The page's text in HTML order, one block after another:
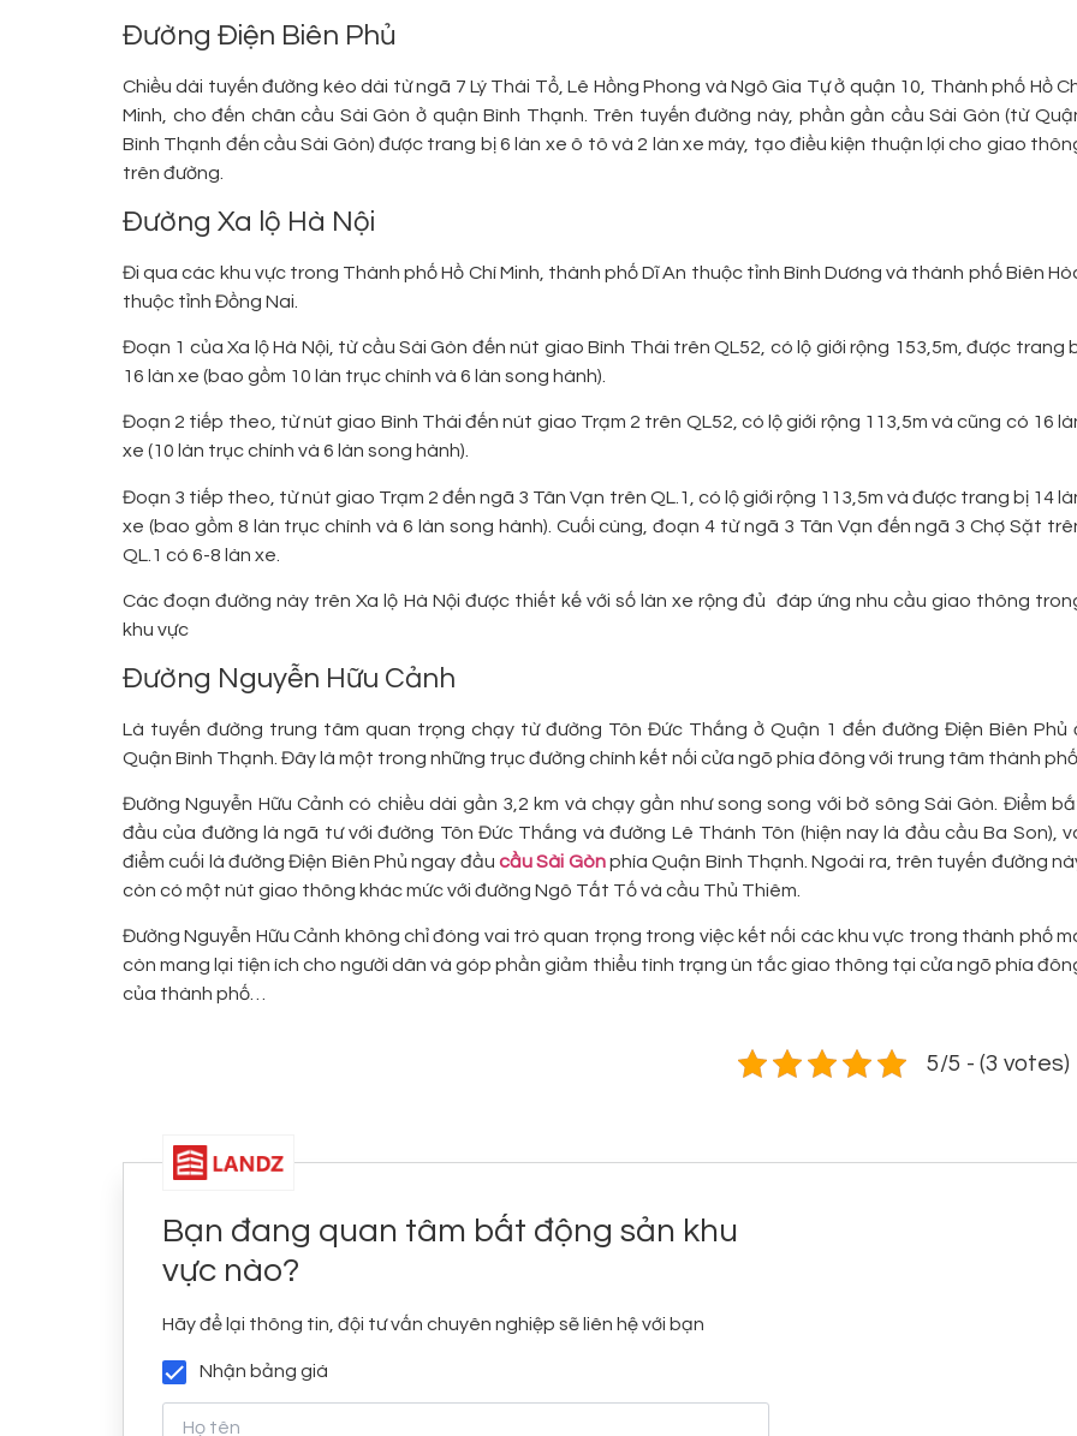
Đường Điện Biên Phủ
Chiều dài tuyến đường kéo dài từ ngã 7 Lý Thái Tổ, Lê Hồng Phong và Ngô Gia Tự ở quận 10, Thành phố Hồ
Minh, cho đến chân cầu Sài Gòn ở quận Bình Thạnh. Trên tuyến đường này, phần gần cầu Sài Gòn (từ
Bình Thạnh đến cầu Sài Gòn) được trang bị 6 làn xe ô tô và 2 làn xe máy, tạo điều kiện thuận lợi cho giao
trên đường.
Đường Xa lộ Hà Nội
Đi qua các khu vực trong Thành phố Hồ Chí Minh, thành phố Dĩ An thuộc tỉnh Bình Dương và thành phố Biên
thuộc tỉnh Đồng Nai.
Đoạn 1 của Xa lộ Hà Nội, từ cầu Sài Gòn đến nút giao Bình Thái trên QL52, có lộ giới rộng 153,5m, được trang
16 làn xe (bao gồm 10 làn trục chính và 6 làn song hành).
Đoạn 2 tiếp theo, từ nút giao Bình Thái đến nút giao Trạm 2 trên QL52, có lộ giới rộng 113,5m và cũng có 16
xe (10 làn trục chính và 6 làn song hành).
Đoạn 3 tiếp theo, từ nút giao Trạm 2 đến ngã 3 Tân Vạn trên QL.1, có lộ giới rộng 113,5m và được trang bị 14
xe (bao gồm 8 làn trục chính và 6 làn song hành). Cuối cùng, đoạn 4 từ ngã 3 Tân Vạn đến ngã 3 Chợ Sặt
QL.1 có 6-8 làn xe.
Các đoạn đường này trên Xa lộ Hà Nội được thiết kế với số làn xe rộng đủ đáp ứng nhu cầu giao thông
khu vực
Đường Nguyễn Hữu Cảnh
Là tuyến đường trung tâm quan trọng chạy từ đường Tôn Đức Thắng ở Quận 1 đến đường Điện Biên Phủ
Quận Bình Thạnh. Đây là một trong những trục đường chính kết nối cửa ngõ phía đông với trung tâm thành phố.
Đường Nguyễn Hữu Cảnh có chiều dài gần 3,2 km và chạy gần như song song với bờ sông Sài Gòn. Điểm
đầu của đường là ngã tư với đường Tôn Đức Thắng và đường Lê Thánh Tôn (hiện nay là đầu cầu Ba Son),
điểm cuối là đường Điện Biên Phủ ngay đầu cầu Sài Gònphía Quận Bình Thạnh. Ngoài ra, trên tuyến đường
còn có một nút giao thông khác mức với đường Ngô Tất Tố và cầu Thủ Thiêm.
Đường Nguyễn Hữu Cảnh không chỉ đóng vai trò quan trọng trong việc kết nối các khu vực trong thành phố
còn mang lại tiện ích cho người dân và góp phần giảm thiểu tình trạng ùn tắc giao thông tại cửa ngõ phía
của thành phố…
5/5 - (3 votes)
Bạn đang quan tâm bất động sản khu
vực nào?
Hãy để lại thông tin, đội tư vấn chuyên nghiệp sẽ liên hệ với bạn
Nhận bảng giá